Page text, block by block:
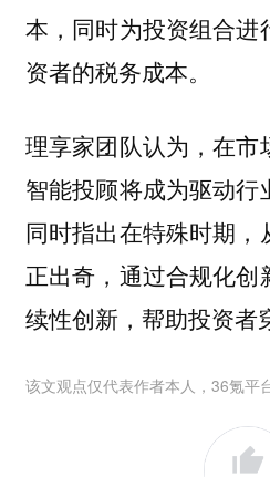
本，同时为投资组合进
资者的税务成本。
理享家团队认为，在市
智能投顾将成为驱动行
同时指出在特殊时期
正出奇，通过合规化
续性创新，帮助投资者
该文观点仅代表作者本人，36氪平